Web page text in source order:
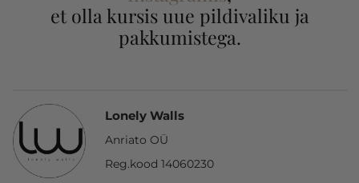
et olla kursis uue pildivaliku ja
pakkumistega.
Lonely Walls
Anriato OÜ
Reg.kood 14060230